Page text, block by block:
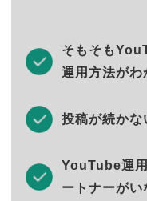
そもそも
運用方法がわ
投稿が続かな
YouTube運
ートナーがい